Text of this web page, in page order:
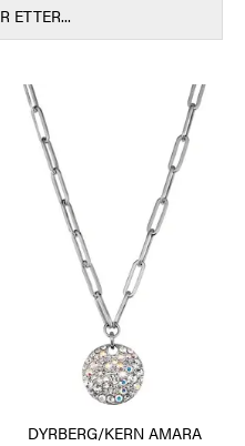
ETTER...
DYRBERG/KERN AMARA